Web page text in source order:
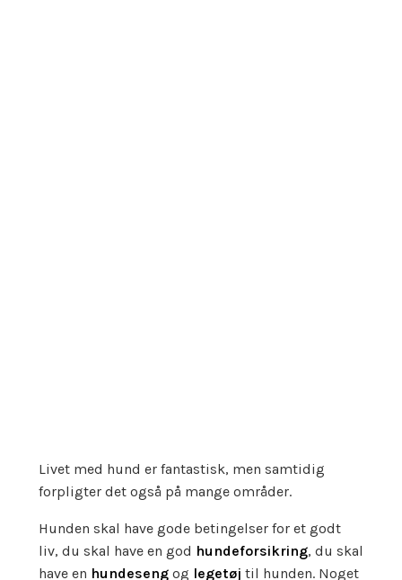
Livet med hund er fantastisk, men samtidig
forpligter det også på mange områder.
Hunden skal have gode betingelser for et godt
liv, du skal have en god hundeforsikring, du skal
have en hundesengog legetøj til hunden. Noget